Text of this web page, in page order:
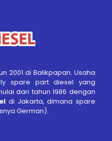
2001 di Balikpapan. Usaha
spare part diesel yang
dari tahun 1986 dengan
di Jakarta, dimana spare
German).